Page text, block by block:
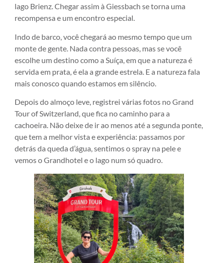
lago Brienz. Chegar assim à Giessbach se torna uma
recompensa e um encontro especial.
Indo de barco, você chegará ao mesmo tempo que um
monte de gente. Nada contra pessoas, mas se você
escolhe um destino como a Suíça, em que a natureza é
servida em prata, é ela a grande estrela. E a natureza fala
mais conosco quando estamos em silêncio.
Depois do almoço leve, registrei várias fotos no Grand
Tour of Switzerland, que fica no caminho para a
cachoeira. Não deixe de ir ao menos até a segunda ponte,
que tem a melhor vista e experiência: passamos por
detrás da queda d’água, sentimos o spray na pele e
vemos o Grandhotel e o lago num só quadro.